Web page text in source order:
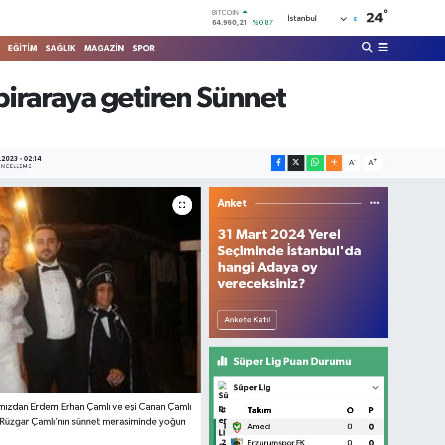
64.960,21
DOLAR
STERLİN
6660.55
BİST100
İstanbul 24°
EĞİTİM SAĞLIK MAGAZİN SPOR
biraraya getiren Sünnet
- 02:14 A- A+
Erdem Erhan Çamlı ve eşi Canan Çamlı
Çamlı’nın sünnet merasiminde yoğun
Anket
31 Mart 2024 Yerel
Seçiminde İstanbul'da
hangi Adaya oy
vereceksiniz?
Ankete Katıl
Süper Lig Puan Durumu
Süper Lig
# Takım O P
1 Amed 0 0
2